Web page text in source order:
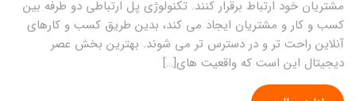
مشتریان خود ارتباط برقرار کنند. تکنولوژی پل ارتباطی دو طرفه بین
کسب و کار و مشتریان ایجاد می کند، بدین طریق کسب و کارهای
آنلاین راحت تر و در دسترس تر می شوند. بهترین بخش عصر
دیجیتال این است که واقعیت های[…]